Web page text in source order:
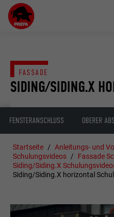
SIDING/SIDING.X
FASSADE
FENSTERANSCHLUSS OBERER
Startseite
Anleitungs- und
Schulungsvideos
Fassade
Siding/Siding.X
Siding/Siding.X horizontal